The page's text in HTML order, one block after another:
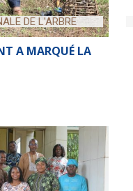
DE L'ARBRE
A MARQUÉ LA